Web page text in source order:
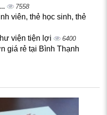
7558
viên, thẻ học sinh, thẻ
viện tiện lợi 6400
giá rẻ tại Bình Thạnh